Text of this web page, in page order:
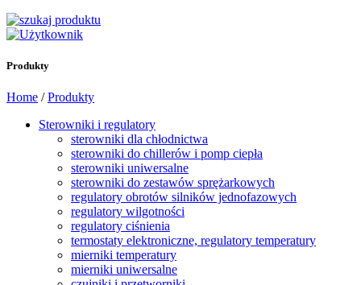
Produkty
Home /Produkty
Sterowniki i regulatory
sterowniki dla chłodnictwa
sterowniki do chillerów i pomp ciepła
sterowniki uniwersalne
sterowniki do zestawów sprężarkowych
regulatory obrotów silników jednofazowych
regulatory wilgotności
regulatory ciśnienia
termostaty elektroniczne, regulatory temperatury
mierniki temperatury
mierniki uniwersalne